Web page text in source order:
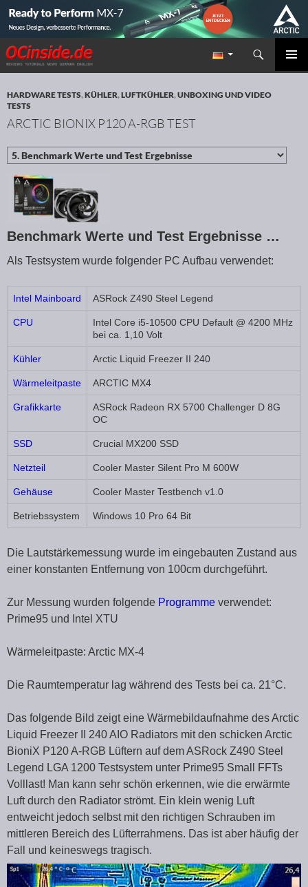
Redaktion ocinside.de PC Hardware Portal
Suchen
ZUM INHALT SPRINGEN
HARDWARE TESTS,KÜHLER,LUFTKÜHLER,UNBOXING UND VIDEO
TESTS
ARCTIC BIONIX P120 A-RGB TEST
Benchmark Werte und Test Ergebnisse …
Als Testsystem wurde folgender PC Aufbau verwendet:
Intel Mainboard ASRock Z490 Steel Legend
CPU
Intel Core i5-10500 CPU Default @ 4200 MHz
bei ca. 1,10 Volt
Kühler Arctic Liquid Freezer II 240
Wärmeleitpaste ARCTIC MX4
Grafikkarte
ASRock Radeon RX 5700 Challenger D 8G
OC
SSD Crucial MX200 SSD
Netzteil Cooler Master Silent Pro M 600W
Gehäuse Cooler Master Testbench v1.0
Betriebssystem Windows 10 Pro 64 Bit
Die Lautstärkemessung wurde im eingebauten Zustand aus
einer konstanten Entfernung von 100cm durchgeführt.
Zur Messung wurden folgende Programme verwendet:
Prime95 und Intel XTU
Wärmeleitpaste: Arctic MX-4
Die Raumtemperatur lag während des Tests bei ca. 21°C.
Das folgende Bild zeigt eine Wärmebildaufnahme des Arctic
Liquid Freezer II 240 AIO Radiators mit den schicken Arctic
BioniX P120 A-RGB Lüftern auf dem ASRock Z490 Steel
Legend LGA 1200 Testsystem unter Prime95 Small FFTs
Volllast! Man kann sehr schön erkennen, wie die erwärmte
Luft durch den Radiator strömt. Ein klein wenig Luft
entweicht jedoch selbst mit den richtigen Schrauben im
mittleren Bereich des Lüfterrahmens. Das ist aber häufig der
Fall und keineswegs tragisch.